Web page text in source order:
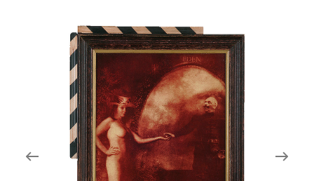
Aktuality
Zlín Film Festival